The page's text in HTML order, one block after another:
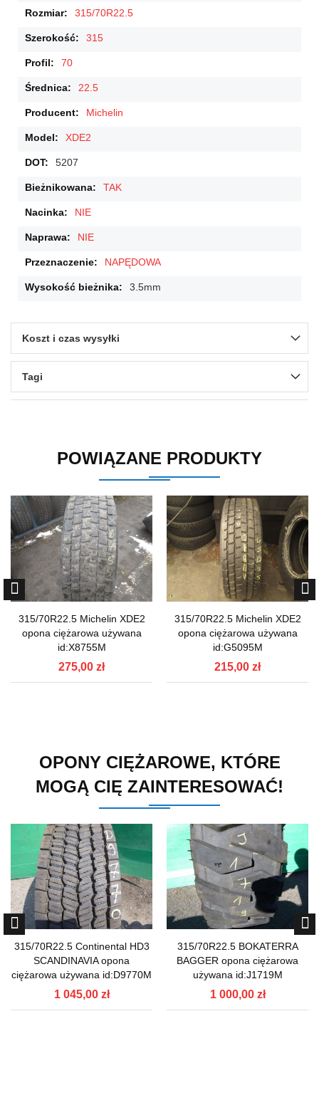
315/70R22.5
315
70
22.5
Michelin
XDE2
5207
TAK
NIE
NIE
NAPĘDOWA
3.5mm
Koszt i czas wysyłki
Tagi
POWIĄZANE PRODUKTY
315/70R22.5 Michelin XDE2
opona ciężarowa używana
id:X8755M
275,00 zł
315/70R22.5 Michelin XDE2
opona ciężarowa używana
id:G5095M
215,00 zł
OPONY CIĘŻAROWE, KTÓRE
MOGĄ CIĘ ZAINTERESOWAĆ!
315/70R22.5 Continental HD3
SCANDINAVIA opona
ciężarowa używana id:D9770M
1 045,00 zł
315/70R22.5 BOKATERRA
BAGGER opona ciężarowa
używana id:J1719M
1 000,00 zł